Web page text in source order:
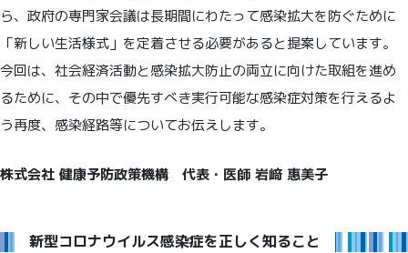
ら、政府の専門家会議は長期間にわたって感染拡大を防ぐために
「新しい生活様式」を定着させる必要があると提案しています。
今回は、社会経済活動と感染拡大防止の両立に向けた取組を進め
るために、その中で優先すべき実行可能な感染症対策を行えるよ
う再度、感染経路等についてお伝えします。
株式会社 健康予防政策機構 代表・医師 岩﨑 惠美子
新型コロナウイルス感染症を正しく知ること